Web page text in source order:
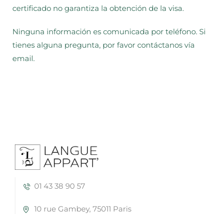
certificado no garantiza la obtención de la visa.
Ninguna información es comunicada por teléfono. Si
tienes alguna pregunta, por favor contáctanos vía
email.
01 43 38 90 57
10 rue Gambey, 75011 Paris